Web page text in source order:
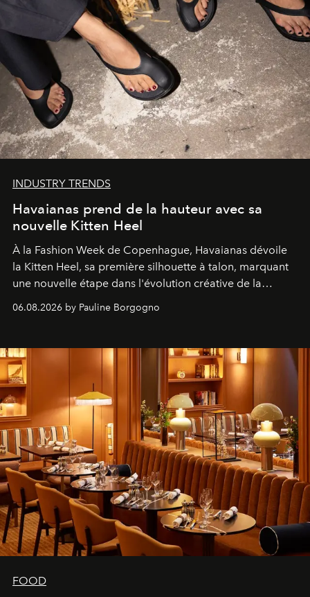
INDUSTRY TRENDS
Havaianas prend de la hauteur avec sa
nouvelle Kitten Heel
À la Fashion Week de Copenhague, Havaianas dévoile
la Kitten Heel, sa première silhouette à talon, marquant
une nouvelle étape dans l'évolution créative de la
06.08.2026 by Pauline Borgogno
FOOD